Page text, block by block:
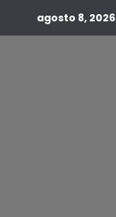
agosto 8, 2026